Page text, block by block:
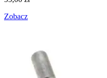
Zobacz